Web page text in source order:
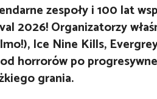
zespoły i 100 lat
2026! Organizatorzy
Ice Nine Kills,
horrorów po
grania.